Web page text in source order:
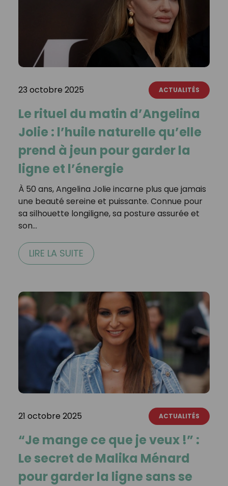
23 octobre 2025 ACTUALITÉS
Le rituel du matin d’Angelina
Jolie : l’huile naturelle qu’elle
prend à jeun pour garder la
ligne et l’énergie
À 50 ans, Angelina Jolie incarne plus que jamais
une beauté sereine et puissante. Connue pour
sa silhouette longiligne, sa posture assurée et
son…
LIRE LA SUITE
21 octobre 2025 ACTUALITÉS
“Je mange ce que je veux !” :
Le secret de Malika Ménard
pour garder la ligne sans se